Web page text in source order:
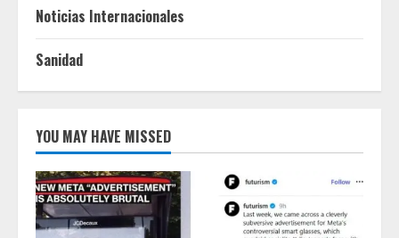
Noticias Internacionales
Sanidad
YOU MAY HAVE MISSED